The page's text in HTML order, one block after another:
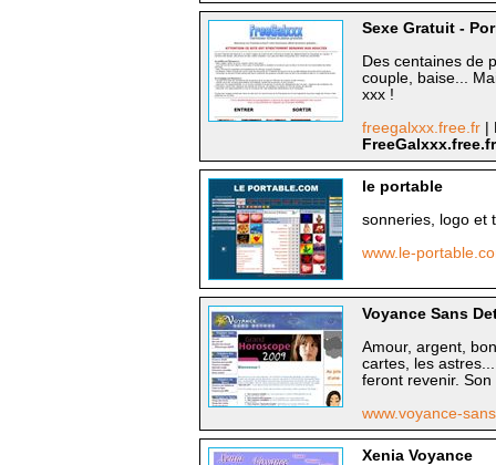
Sexe Gratuit -
Des centaines de
couple, baise...
xxx !
freegalxxx.free.fr
FreeGalxxx.free.fr
le portable
sonneries, logo et
www.le-
Voyance Sans
Amour, argent,
cartes, les
feront revenir.
www.voyance-
Xenia Voyance